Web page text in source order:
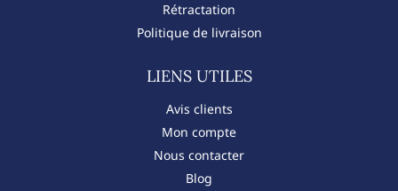
Rétractation
Politique de livraison
LIENS UTILES
Avis clients
Mon compte
Nous contacter
Blog